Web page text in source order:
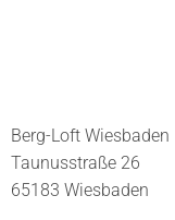
Berg-Loft Wiesbaden
Taunusstraße 26
65183 Wiesbaden